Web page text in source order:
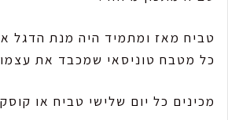
טביח מאז ומתמיד היה מנת הדגל
כל מטבח טוניסאי שמכבד את עצמו
מכינים כל יום שלישי טביח או